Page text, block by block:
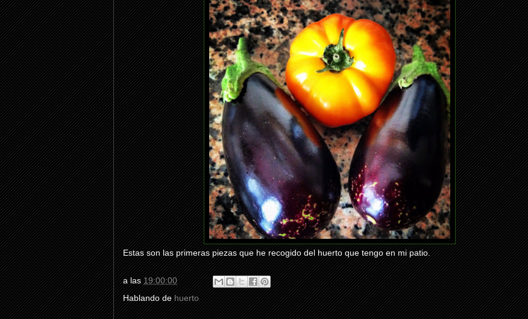
Estas son las primeras piezas que he recogido del huerto que tengo en mi patio.
a las19:00:00
Hablando dehuerto